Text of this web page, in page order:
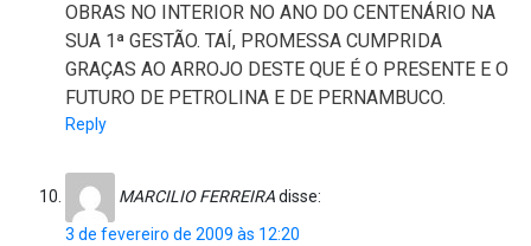
OBRAS NO INTERIOR NO ANO DO CENTENÁRIO NA
SUA 1ª GESTÃO. TAÍ, PROMESSA CUMPRIDA
GRAÇAS AO ARROJO DESTE QUE É O PRESENTE E O
FUTURO DE PETROLINA E DE PERNAMBUCO.
Reply
MARCILIO FERREIRAdisse:
3 de fevereiro de 2009 às 12:20